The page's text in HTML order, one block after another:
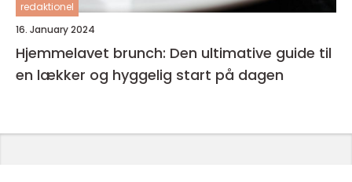
redaktionel
16. January 2024
Hjemmelavet brunch: Den ultimative guide til
en lækker og hyggelig start på dagen